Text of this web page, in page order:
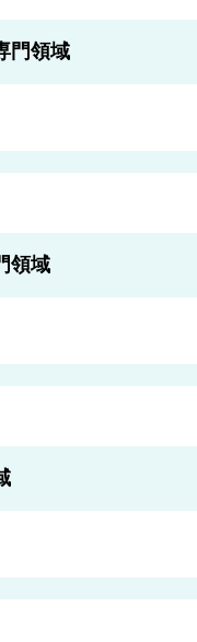
門領域
領域